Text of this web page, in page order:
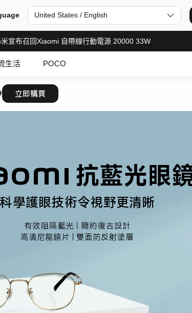
United States / English
宣布召回Xiaomi 自帶線行動電源 20000 33W
生活 POCO
立即購買
科學護眼技術令視野更清晰
有效阻隔藍光 | 簡約復古設計
高清尼龍鏡片 | 雙面防反射塗層